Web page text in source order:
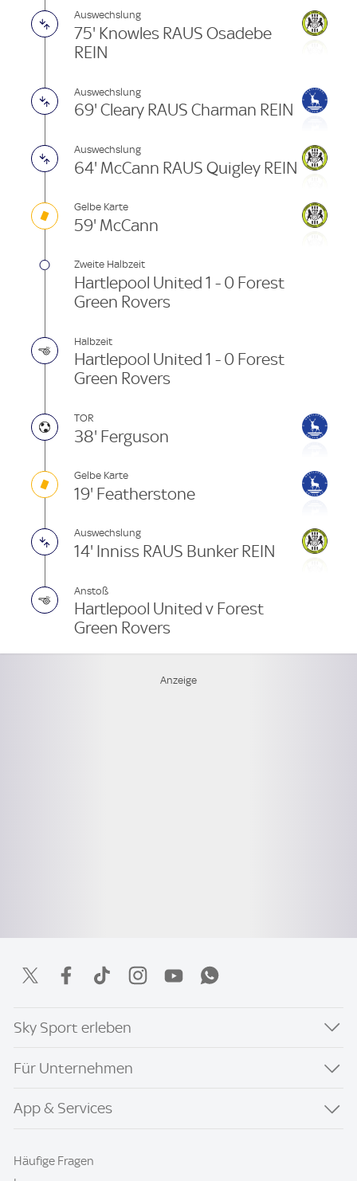
Auswechslung
75' Knowles RAUS Osadebe
REIN
Auswechslung
69' Cleary RAUS Charman REIN
Auswechslung
64' McCann RAUS Quigley REIN
Gelbe Karte
59' McCann
Zweite Halbzeit
Hartlepool United 1 - 0 Forest
Green Rovers
Halbzeit
Hartlepool United 1 - 0 Forest
Green Rovers
TOR
38' Ferguson
Gelbe Karte
19' Featherstone
Auswechslung
14' Inniss RAUS Bunker REIN
Anstoß
Hartlepool United v Forest
Green Rovers
Sky Sport erleben
Für Unternehmen
App & Services
Häufige Fragen